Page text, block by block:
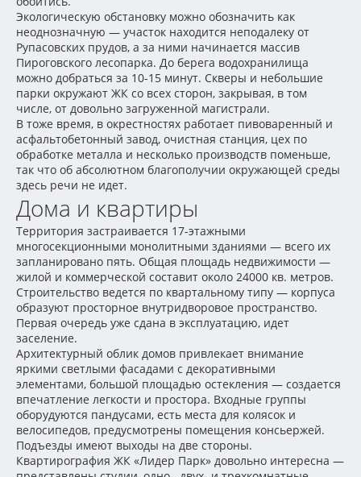
Экологическую обстановку можно обозначить как
неоднозначную — участок находится неподалеку от
Рупасовских прудов, а за ними начинается массив
Пироговского лесопарка. До берега водохранилища
можно добраться за 10-15 минут. Скверы и небольшие
парки окружают ЖК со всех сторон, закрывая, в том
числе, от довольно загруженной магистрали.
В тоже время, в окрестностях работает пивоваренный и
асфальтобетонный завод, очистная станция, цех по
обработке металла и несколько производств поменьше,
так что об абсолютном благополучии окружающей среды
здесь речи не идет.
Дома и квартиры
Территория застраивается 17-этажными
многосекционными монолитными зданиями — всего их
запланировано пять. Общая площадь недвижимости —
жилой и коммерческой составит около 24000 кв. метров.
Строительство ведется по квартальному типу — корпуса
образуют просторное внутридворовое пространство.
Первая очередь уже сдана в эксплуатацию, идет
заселение.
Архитектурный облик домов привлекает внимание
яркими светлыми фасадами с декоративными
элементами, большой площадью остекления — создается
впечатление легкости и простора. Входные группы
оборудуются пандусами, есть места для колясок и
велосипедов, предусмотрены помещения консьержей.
Подъезды имеют выходы на две стороны.
Квартирография ЖК «Лидер Парк» довольно интересна —